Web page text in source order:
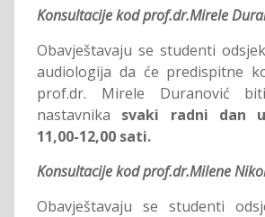
Konsultacije kod prof.dr.Mirele
Obavještavaju se studenti
audiologija da će predispitne
prof.dr. Mirele Duranović
nastavnika svaki radni dan
11,00-12,00 sati.
Konsultacije kod prof.dr.Milene
Obavještavaju se studenti